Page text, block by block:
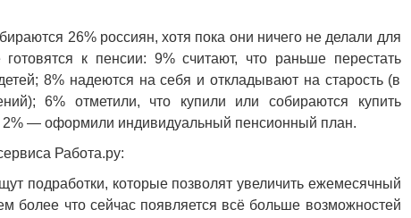
26% россиян, хотя пока они ничего не делали для
к пенсии: 9% считают, что раньше перестать
8% надеются на себя и откладывают на старость (в
6% отметили, что купили или собираются купить
2% — оформили индивидуальный пенсионный план.
Работа.ру:
подработки, которые позволят увеличить ежемесячный
более что сейчас появляется всё больше возможностей